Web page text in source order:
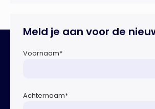
Overtoom […]
Meld je aan voor de
Voornaam*
Achternaam*